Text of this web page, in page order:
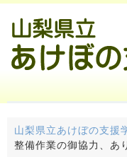
山梨県立あけぼの支援
整備作業の御協力、あ